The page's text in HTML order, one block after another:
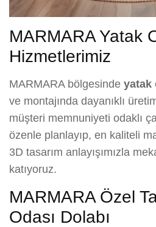
MARMARA Yatak
Hizmetlerimiz
MARMARA bölgesinde yatak
ve montajında dayanıklı
müşteri memnuniyeti odaklı
özenle planlayıp, en kaliteli
3D tasarım anlayışımızla
katıyoruz.
MARMARA Özel
Odası Dolabı